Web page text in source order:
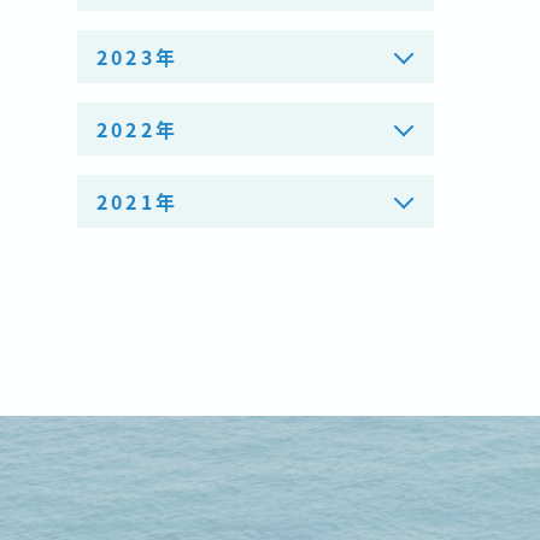
2023年
2022年
2021年